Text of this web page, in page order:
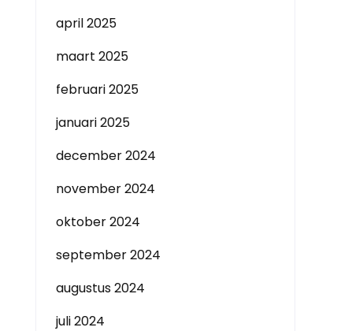
april 2025
maart 2025
februari 2025
januari 2025
december 2024
november 2024
oktober 2024
september 2024
augustus 2024
juli 2024